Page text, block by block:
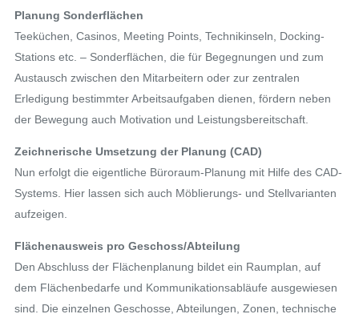
Planung Sonderflächen
Teeküchen, Casinos, Meeting Points, Technikinseln, Docking-
Stations etc. – Sonderflächen, die für Begegnungen und zum
Austausch zwischen den Mitarbeitern oder zur zentralen
Erledigung bestimmter Arbeitsaufgaben dienen, fördern neben
der Bewegung auch Motivation und Leistungsbereitschaft.
Zeichnerische Umsetzung der Planung (CAD)
Nun erfolgt die eigentliche Büroraum-Planung mit Hilfe des CAD-
Systems. Hier lassen sich auch Möblierungs- und Stellvarianten
aufzeigen.
Flächenausweis pro Geschoss/Abteilung
Den Abschluss der Flächenplanung bildet ein Raumplan, auf
dem Flächenbedarfe und Kommunikationsabläufe ausgewiesen
sind. Die einzelnen Geschosse, Abteilungen, Zonen, technische